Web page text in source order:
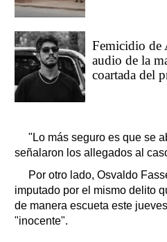
Femicidio de
audio de la
coartada del
"Lo más seguro es que se
señalaron los allegados al
Por otro lado, Osvaldo
imputado por el mismo delito
de manera escueta este
"inocente".